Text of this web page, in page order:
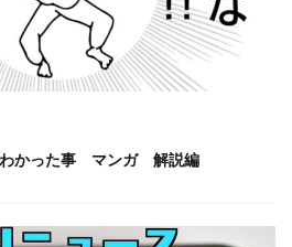
わかった事 マンガ 解説編